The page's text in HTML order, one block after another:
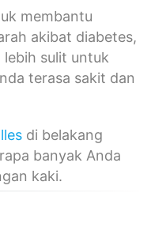
membantu
akibat diabetes,
sulit untuk
terasa sakit dan
di belakang
banyak Anda
kaki.